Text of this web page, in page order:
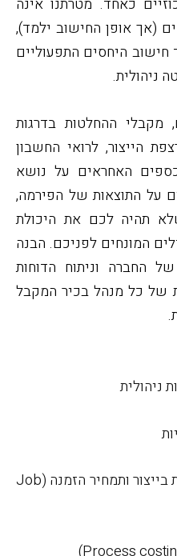
כאחד. מטרתנו אינה
(אך אופן החישוב ילמד),
חישוב היחסים התפעוליים
ניהולית.
מקבלי ההחלטות בדרגות
הייצור, לרואי החשבון
האחראים על נושא
על התוצאות של הפירמה,
תהיה לכם את היכולת
המונחים לפניכם. הבנה
החברה וניתוח הדוחות
של כל מנהל בכיר המקבל
ניהולית
ותמחיר הזמנה (
Job